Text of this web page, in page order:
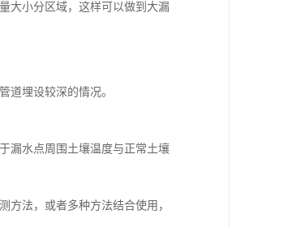
大小分区域，这样可以做到大漏
道埋设较深的情况。
漏水点周围土壤温度与正常土壤
方法，或者多种方法结合使用，